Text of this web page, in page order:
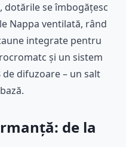
dotările se îmbogățesc
Nappa ventilată, rând
integrate pentru
și un sistem
difuzoare – un salt
de la